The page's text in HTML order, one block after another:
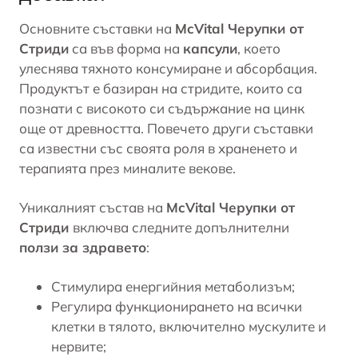
Основните съставки на McVital Черупки от
Стриди са във форма на капсули, което
улеснява тяхното консумиране и абсорбация.
Продуктът е базиран на стридите, които са
познати с високото си съдържание на цинк
още от древността. Повечето други съставки
са известни със своята роля в храненето и
терапията през миналите векове.
Уникалният състав на McVital Черупки от
Стриди включва следните допълнителни
ползи за здравето:
Стимулира енергийния метаболизъм;
Регулира функционирането на всички
клетки в тялото, включително мускулите и
нервите;